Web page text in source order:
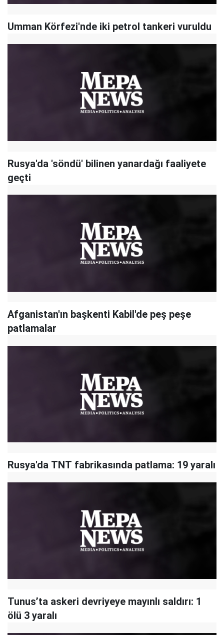
Umman Körfezi'nde iki petrol tankeri vuruldu
Rusya'da 'söndü' bilinen yanardağı faaliyete
geçti
Afganistan'ın başkenti Kabil'de peş peşe
patlamalar
Rusya'da TNT fabrikasında patlama: 19 yaralı
Tunus’ta askeri devriyeye mayınlı saldırı: 1
ölü 3 yaralı